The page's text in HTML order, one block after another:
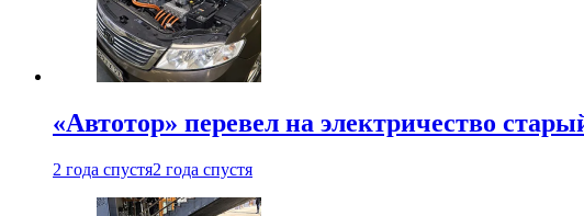
«Автотор» перевел на электричество
2 года спустя2 года спустя